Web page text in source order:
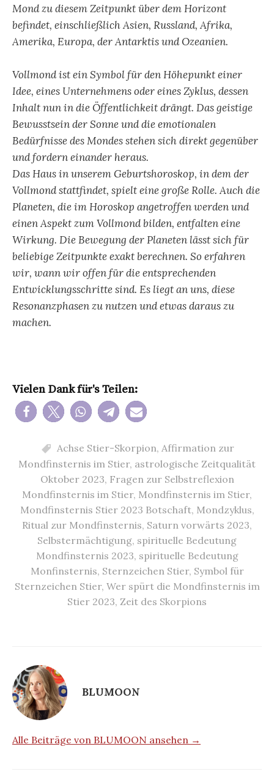
Mond zu diesem Zeitpunkt über dem Horizont
befindet, einschließlich Asien, Russland, Afrika,
Amerika, Europa, der Antarktis und Ozeanien.
Vollmond ist ein Symbol für den Höhepunkt einer
Idee, eines Unternehmens oder eines Zyklus, dessen
Inhalt nun in die Öffentlichkeit drängt. Das geistige
Bewusstsein der Sonne und die emotionalen
Bedürfnisse des Mondes stehen sich direkt gegenüber
und fordern einander heraus.
Das Haus in unserem Geburtshoroskop, in dem der
Vollmond stattfindet, spielt eine große Rolle. Auch die
Planeten, die im Horoskop angetroffen werden und
einen Aspekt zum Vollmond bilden, entfalten eine
Wirkung. Die Bewegung der Planeten lässt sich für
beliebige Zeitpunkte exakt berechnen. So erfahren
wir, wann wir offen für die entsprechenden
Entwicklungsschritte sind. Es liegt an uns, diese
Resonanzphasen zu nutzen und etwas daraus zu
machen.
Vielen Dank für's Teilen:
Achse Stier-Skorpion, Affirmation zur
Mondfinsternis im Stier, astrologische Zeitqualität
Oktober 2023, Fragen zur Selbstreflexion
Mondfinsternis im Stier, Mondfinsternis im Stier,
Mondfinsternis Stier 2023 Botschaft, Mondzyklus,
Ritual zur Mondfinsternis, Saturn vorwärts 2023,
Selbstermächtigung, spirituelle Bedeutung
Mondfinsternis 2023, spirituelle Bedeutung
Monfinsternis, Sternzeichen Stier, Symbol für
Sternzeichen Stier, Wer spürt die Mondfinsternis im
Stier 2023, Zeit des Skorpions
BLUMOON
Alle Beiträge von BLUMOON ansehen →